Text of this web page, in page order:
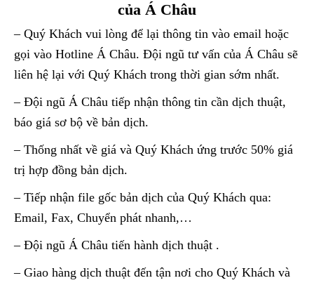
của Á Châu
– Quý Khách vui lòng để lại thông tin vào email hoặc
gọi vào Hotline Á Châu. Đội ngũ tư vấn của Á Châu sẽ
liên hệ lại với Quý Khách trong thời gian sớm nhất.
– Đội ngũ Á Châu tiếp nhận thông tin cần dịch thuật,
báo giá sơ bộ về bản dịch.
– Thống nhất về giá và Quý Khách ứng trước 50% giá
trị hợp đồng bản dịch.
– Tiếp nhận file gốc bản dịch của Quý Khách qua:
Email, Fax, Chuyển phát nhanh,…
– Đội ngũ Á Châu tiến hành dịch thuật .
– Giao hàng dịch thuật đến tận nơi cho Quý Khách và